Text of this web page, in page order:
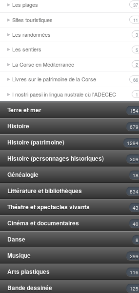
Les plages 37
Sites touristiques 11
Les randonnées 3
Les sentiers 5
La Corse en Méditerranée 2
Livres sur le patrimoine de la Corse 66
I nostri paesi in lingua nustrale cù l'ADECEC 1
Terre et mer 154
Histoire 679
Histoire (patrimoine) 1294
Histoire (personnages historiques) 309
Généalogie 18
Littérature et bibliothèques 834
Théâtre et spectacles vivants 43
Cinéma et documentaires 40
Danse 8
Musique 299
Arts plastiques 116
Bande dessinée 125